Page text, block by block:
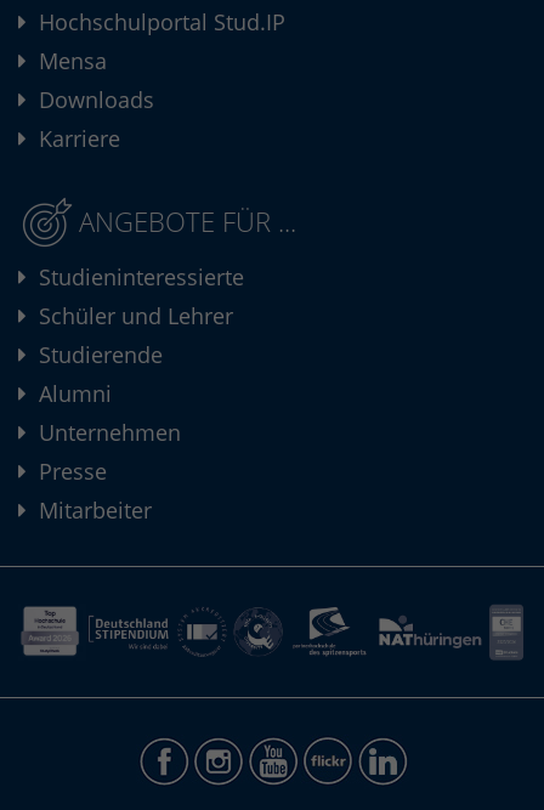
Hochschulportal Stud.IP
Mensa
Downloads
Karriere
ANGEBOTE FÜR ...
Studieninteressierte
Schüler und Lehrer
Studierende
Alumni
Unternehmen
Presse
Mitarbeiter